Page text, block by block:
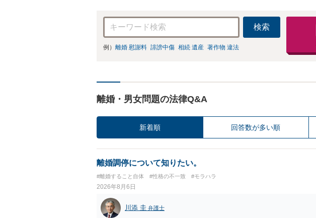
検索
例） 離婚 慰謝料 誹謗中傷 相続 遺産 著作物 違法
離婚・男女問題の法律Q&A
新着順 回答数が多い順
離婚調停について知りたい。
#離婚すること自体 #性格の不一致 #モラハラ
2026年8月6日
川添 圭 弁護士